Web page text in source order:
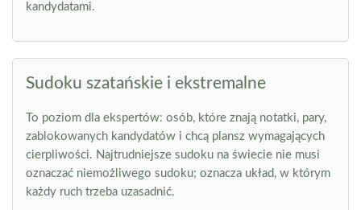
kandydatami.
Sudoku szatańskie i ekstremalne
To poziom dla ekspertów: osób, które znają notatki, pary,
zablokowanych kandydatów i chcą plansz wymagających
cierpliwości. Najtrudniejsze sudoku na świecie nie musi
oznaczać niemożliwego sudoku; oznacza układ, w którym
każdy ruch trzeba uzasadnić.